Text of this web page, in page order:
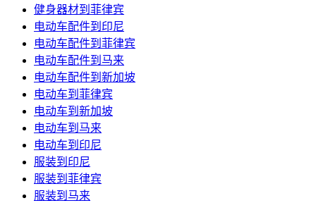
健身器材到菲律宾
电动车配件到印尼
电动车配件到菲律宾
电动车配件到马来
电动车配件到新加坡
电动车到菲律宾
电动车到新加坡
电动车到马来
电动车到印尼
服装到印尼
服装到菲律宾
服装到马来